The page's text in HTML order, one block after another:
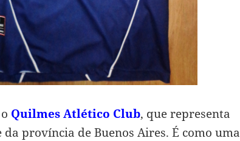
Quilmes Atlético Club, que representa
província de Buenos Aires. É como uma